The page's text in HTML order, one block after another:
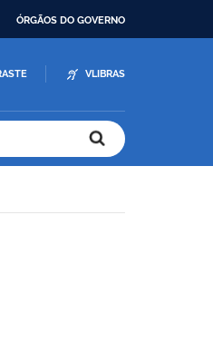
ÓRGÃOS DO GOVERNO
VLIBRAS